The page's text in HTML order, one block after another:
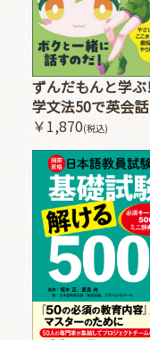
ずんだもんと学
学文法50で英会話
￥1,870(税込)